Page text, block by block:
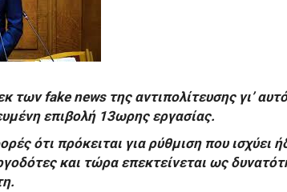
των fake news της αντιπολίτευσης γι’
επιβολή 13ωρης εργασίας.
ότι πρόκειται για ρύθμιση που ισχύει
και τώρα επεκτείνεται ως